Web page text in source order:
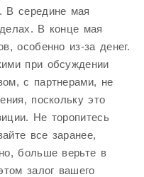
В середине мая
В конце мая
особенно из-за денег.
при обсуждении
с партнерами, не
поскольку это
Не торопитесь
все заранее,
больше верьте в
залог вашего